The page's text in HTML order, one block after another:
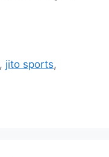
, jito sports,